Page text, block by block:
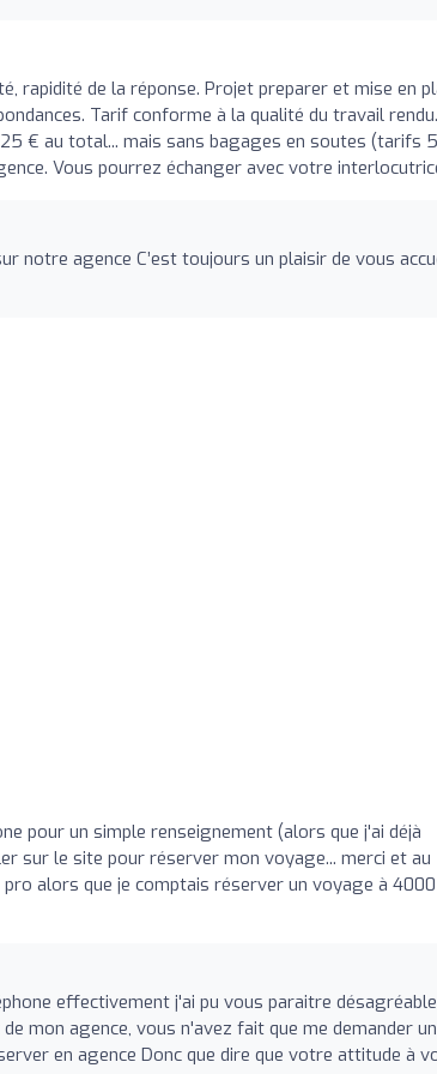
rapidité de la réponse. Projet preparer et mise en
Tarif conforme à la qualité du travail
€ au total... mais sans bagages en soutes (tarifs
Vous pourrez échanger avec votre
notre agence C’est toujours un plaisir de vous
pour un simple renseignement (alors que j'ai déjà
sur le site pour réserver mon voyage... merci et au
alors que je comptais réserver un voyage à 4000
effectivement j'ai pu vous paraitre désagréable
mon agence, vous n'avez fait que me demander
en agence Donc que dire que votre attitude à